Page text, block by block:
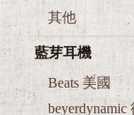
其他
藍芽耳機
Beats 美國
beyerdynamic